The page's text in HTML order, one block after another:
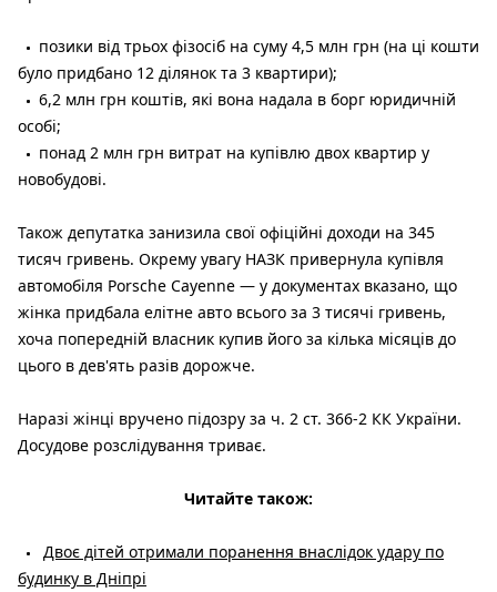
позики від трьох фізосіб на суму 4,5 млн грн (на ці кошти
було придбано 12 ділянок та 3 квартири);
6,2 млн грн коштів, які вона надала в борг юридичній
особі;
понад 2 млн грн витрат на купівлю двох квартир у
новобудові.
Також депутатка занизила свої офіційні доходи на 345
тисяч гривень. Окрему увагу НАЗК привернула купівля
автомобіля Porsche Cayenne — у документах вказано, що
жінка придбала елітне авто всього за 3 тисячі гривень,
хоча попередній власник купив його за кілька місяців до
цього в дев'ять разів дорожче.
Наразі жінці вручено підозру за ч. 2 ст. 366-2 КК України.
Досудове розслідування триває.
Читайте також:
Двоє дітей отримали поранення внаслідок удару по
будинку в Дніпрі